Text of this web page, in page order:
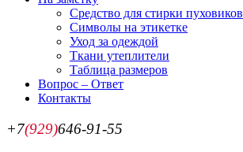
Средство для стирки пуховиков
Символы на этикетке
Уход за одеждой
Ткани утеплители
Таблица размеров
Вопрос – Ответ
Контакты
+7(929)646-91-55